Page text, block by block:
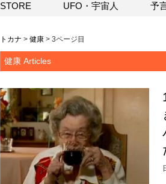
トカナ > 健康 > 3ページ目
健康 Articles
STORE UFO・宇宙人 予